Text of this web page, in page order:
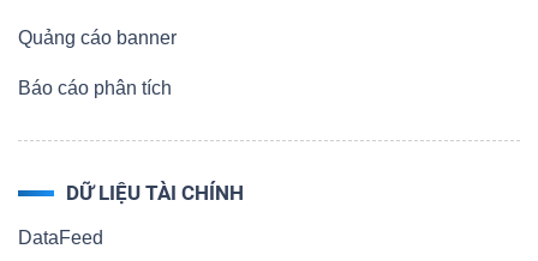
Quảng cáo banner
Báo cáo phân tích
DỮ LIỆU TÀI CHÍNH
DataFeed